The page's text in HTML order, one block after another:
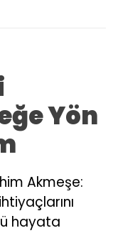
Yön
Akmeşe:
hayata